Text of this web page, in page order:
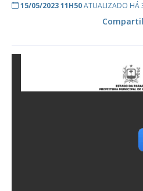
15/05/2023 11H50ATUALIZADO HÁ